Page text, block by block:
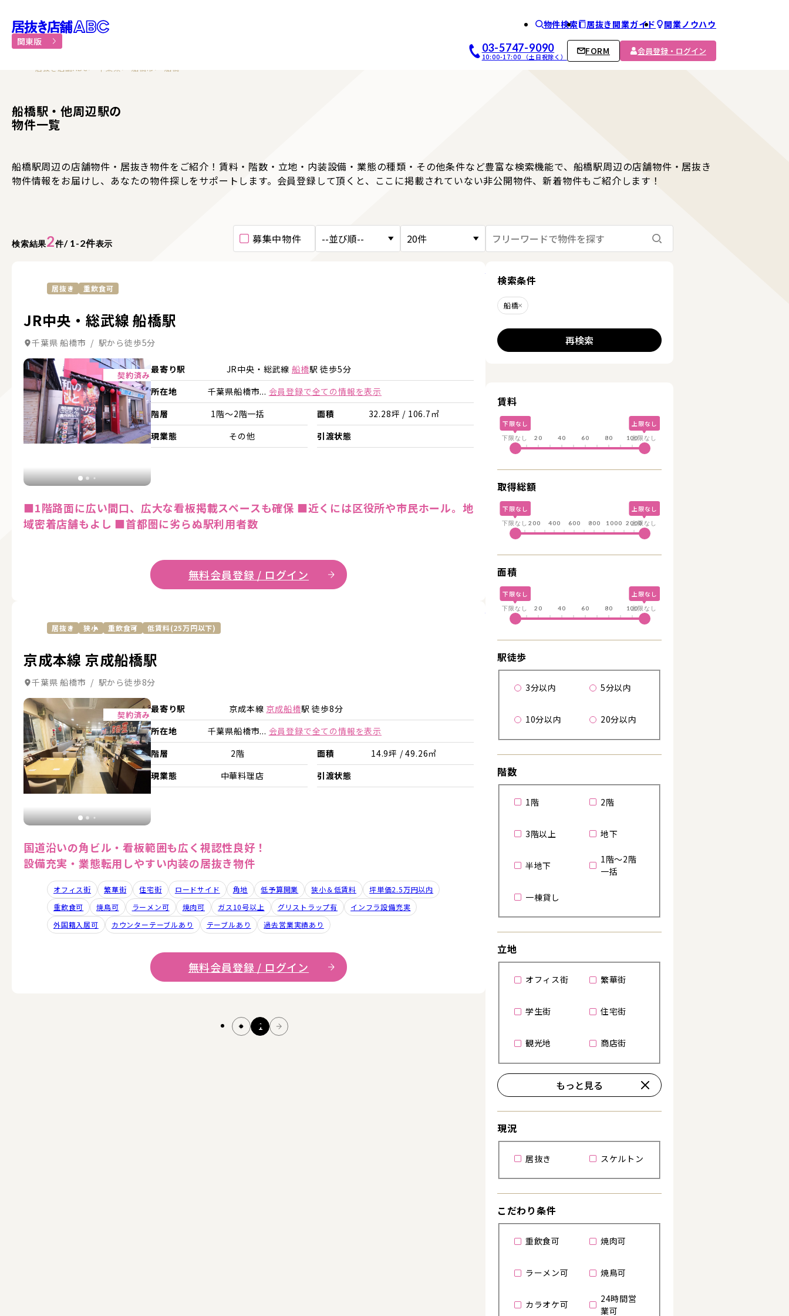
居抜き物件・貸店舗での飲食店開業｜居抜き店舗ABCホーム
関東版
物件検索 居抜き開業ガイド 開業ノウハウ
03-5747-9090
10:00-17:00 （土日祝除く）
FORM 会員登録・ログイン
居抜き店舗ABC 千葉県 船橋市 船橋
船橋駅・他周辺駅の
物件一覧
船橋駅周辺の店舗物件・居抜き物件をご紹介！賃料・階数・立地・内装設備・業態の種類・その他条件など豊富な検索機能で、船橋駅周辺の店舗物件・居抜き
物件情報をお届けし、あなたの物件探しをサポートします。会員登録して頂くと、ここに掲載されていない非公開物件、新着物件もご紹介します！
検索結果2件/ 1-2件表示 募集中物件
居抜き 重飲食可
JR中央・総武線 船橋駅
千葉県 船橋市 / 駅から徒歩5分
契約済み
詳細を見る 詳細を見る
最寄り駅 JR中央・総武線 船橋駅 徒歩5分
所在地
千葉県船橋市... 会員登録で全ての情報を表示
階層
1階～2階一括 面積
32.28坪 / 106.7㎡
現業態
その他 引渡状態
■1階路面に広い間口、広大な看板掲載スペースも確保 ■近くには区役所や市民ホール。地
域密着店舗もよし ■首都圏に劣らぬ駅利用者数
無料会員登録 / ログイン
居抜き 狭小 重飲食可 低賃料(25万円以下)
京成本線 京成船橋駅
千葉県 船橋市 / 駅から徒歩8分
契約済み
詳細を見る 詳細を見る
最寄り駅 京成本線 京成船橋駅 徒歩8分
所在地
千葉県船橋市... 会員登録で全ての情報を表示
階層
2階 面積
14.9坪 / 49.26㎡
現業態
中華料理店 引渡状態
国道沿いの角ビル・看板範囲も広く視認性良好！
設備充実・業態転用しやすい内装の居抜き物件
オフィス街 繁華街 住宅街 ロードサイド 角地 低予算開業 狭小＆低賃料
坪単価2.5万円以内
重飲食可
焼鳥可 ラーメン可 焼肉可 ガス10号以上 グリストラップ有
インフラ設備充実
外国籍入居可
カウンターテーブルあり テーブルあり 過去営業実績あり
無料会員登録 / ログイン
詳細を見る
1
検索する
検索条件
船橋削除する
再検索
賃料
下限なし 上限なし
下限なし 20 40 60 80 100
上限なし
取得総額
下限なし 上限なし
下限なし 200 400 600 800 1000 2000
上限なし
面積
下限なし 上限なし
下限なし 20 40 60 80 100
上限なし
駅徒歩
3分以内 5分以内
10分以内 20分以内
階数
1階 2階
3階以上 地下
半地下
1階～2階
一括
一棟貸し
立地
オフィス街 繁華街
学生街 住宅街
観光地 商店街
もっと見る
現況
居抜き スケルトン
こだわり条件
重飲食可 焼肉可
ラーメン可 焼鳥可
カラオケ可
24時間営
業可